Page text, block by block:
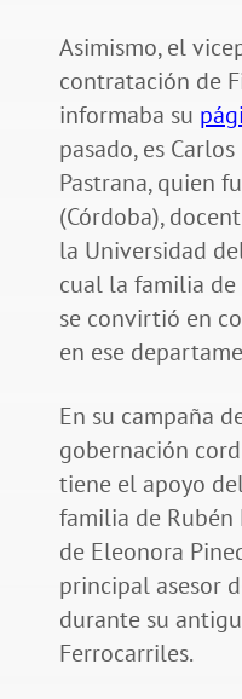
Asimismo, el
contratación de
informaba su
pasado, es
Pastrana, quien
(Córdoba),
la Universidad
cual la familia de
se convirtió en
en ese
En su campaña
gobernación
tiene el apoyo
familia de Rubén
de Eleonora
principal asesor
durante su
Ferrocarriles.